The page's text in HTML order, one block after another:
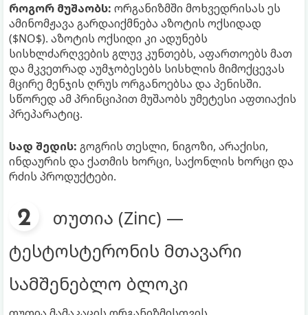
როგორ მუშაობს: ორგანიზმში მოხვედრისას ეს
ამინომჟავა გარდაიქმნება აზოტის ოქსიდად
($NO$). აზოტის ოქსიდი კი ადუნებს
სისხლძარღვების გლუვ კუნთებს, აფართოებს მათ
და მკვეთრად აუმჯობესებს სისხლის მიმოქცევას
მცირე მენჯის ღრუს ორგანოებსა და პენისში.
სწორედ ამ პრინციპით მუშაობს უმეტესი აფთიაქის
პრეპარატიც.
სად შედის: გოგრის თესლი, ნიგოზი, არაქისი,
ინდაურის და ქათმის ხორცი, საქონლის ხორცი და
რძის პროდუქტები.
თუთია (Zinc) —
ტესტოსტერონის მთავარი
სამშენებლო ბლოკი